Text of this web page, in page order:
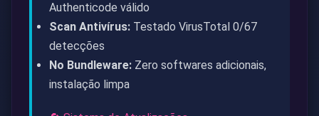
Authenticode válido
Scan Antivírus: Testado VirusTotal 0/67
detecções
No Bundleware: Zero softwares adicionais,
instalação limpa